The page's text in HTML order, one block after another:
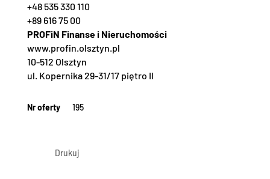
+48 535 330 110
+89 616 75 00
PROFiN Finanse i Nieruchomości
www.profin.olsztyn.pl
10-512 Olsztyn
ul. Kopernika 29-31/17 piętro II
Nr oferty 195
Drukuj